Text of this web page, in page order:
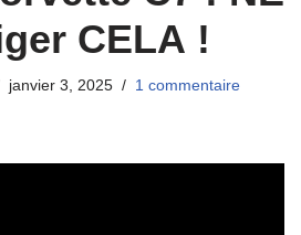
CELA !
janvier 3, 2025 1 commentaire